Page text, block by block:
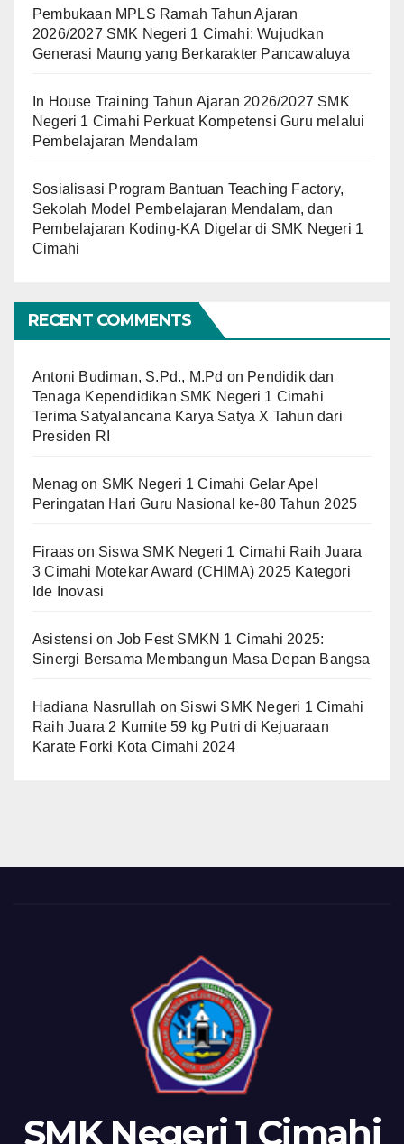
Pembukaan MPLS Ramah Tahun Ajaran
2026/2027 SMK Negeri 1 Cimahi: Wujudkan
Generasi Maung yang Berkarakter Pancawaluya
In House Training Tahun Ajaran 2026/2027 SMK
Negeri 1 Cimahi Perkuat Kompetensi Guru melalui
Pembelajaran Mendalam
Sosialisasi Program Bantuan Teaching Factory,
Sekolah Model Pembelajaran Mendalam, dan
Pembelajaran Koding-KA Digelar di SMK Negeri 1
Cimahi
RECENT COMMENTS
Antoni Budiman, S.Pd., M.Pd on Pendidik dan
Tenaga Kependidikan SMK Negeri 1 Cimahi
Terima Satyalancana Karya Satya X Tahun dari
Presiden RI
Menag on SMK Negeri 1 Cimahi Gelar Apel
Peringatan Hari Guru Nasional ke-80 Tahun 2025
Firaas on Siswa SMK Negeri 1 Cimahi Raih Juara
3 Cimahi Motekar Award (CHIMA) 2025 Kategori
Ide Inovasi
Asistensi on Job Fest SMKN 1 Cimahi 2025:
Sinergi Bersama Membangun Masa Depan Bangsa
Hadiana Nasrullah on Siswi SMK Negeri 1 Cimahi
Raih Juara 2 Kumite 59 kg Putri di Kejuaraan
Karate Forki Kota Cimahi 2024
SMK Negeri 1 Cimahi